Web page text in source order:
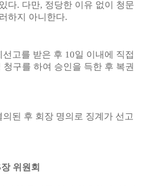
다. 다만, 정당한 이유 없이 청문
하지 아니한다.
고를 받은 후 10일 이내에 직접
청구를 하여 승인을 득한 후 복권
된 후 회장 명의로 징계가 선고
장 위원회